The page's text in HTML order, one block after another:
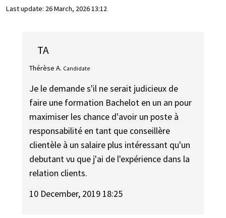
Last update: 26 March, 2026 13:12
TA
Thérèse A. Candidate
Je le demande s'il ne serait judicieux de
faire une formation Bachelot en un an pour
maximiser les chance d'avoir un poste à
responsabilité en tant que conseillère
clientèle à un salaire plus intéressant qu'un
debutant vu que j'ai de l'expérience dans la
relation clients.
10 December, 2019 18:25